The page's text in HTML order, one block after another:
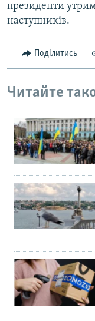
президенти
наступників.
Поділитись
Читайте